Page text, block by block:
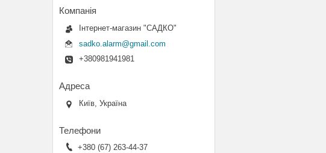
Інтернет-магазин "САДКО"
sadko.alarm@gmail.com
+380981941981
Київ, Україна
+380 (67) 263-44-37